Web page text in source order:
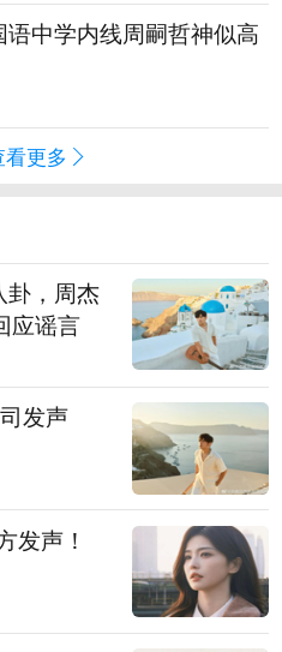
中学内线周嗣哲神似高
看更多
卦，周杰
应谣言
发声
发声！